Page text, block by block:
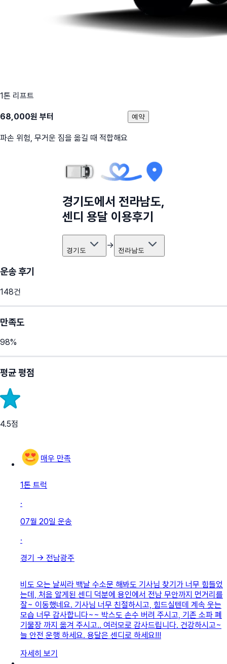
1톤 리프트
68,000원 부터
파손 위험, 무거운 짐을 옮길 때 적합해요
예약
경기도에서 전라남도,
센디 용달 이용후기
경기도 → 전라남도
운송 후기
148건
만족도
98%
평균 평점
4.5점
매우 만족
1톤 트럭
·
07월 20일 운송
·
경기 → 전남광주
비도 오는 날씨라 백날 수소문 해봐도 기사님 찾기가 너무 힘들었
는데, 처음 알게된 센디 덕분에 용인에서 전남 무안까지 먼거리를
잘~ 이동했네요. 기사님 너무 친절하시고, 힘드실텐데 계속 웃는
모습 너무 감사합니다~~ 박스도 손수 버려 주시고, 기존 소파 폐
기물장 까지 옮겨 주시고.. 여러모로 감사드립니다. 건강하시고~
늘 안전 운행 하세요. 용달은 센디로 하세요!!!
자세히 보기